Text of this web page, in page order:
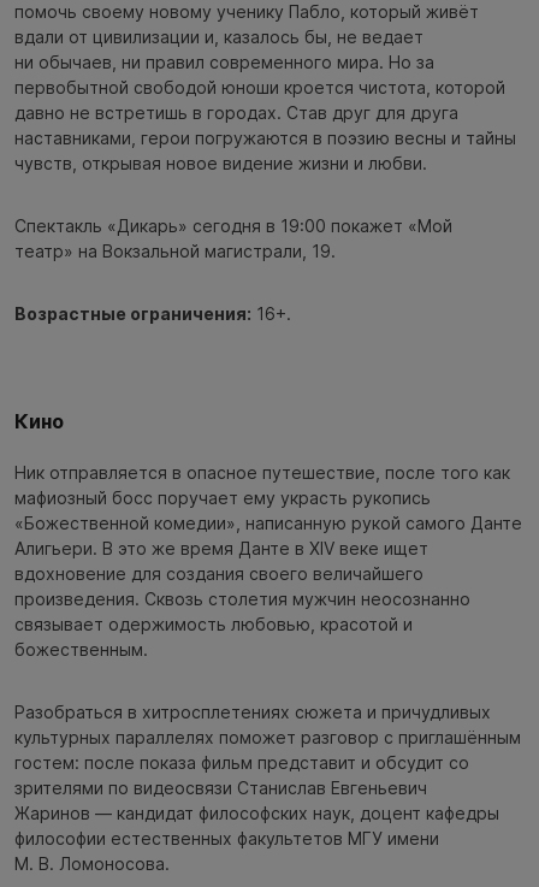
помочь своему новому ученику Пабло, который живёт
вдали от цивилизации и, казалось бы, не ведает
ни обычаев, ни правил современного мира. Но за
первобытной свободой юноши кроется чистота, которой
давно не встретишь в городах. Став друг для друга
наставниками, герои погружаются в поэзию весны и тайны
чувств, открывая новое видение жизни и любви.
Спектакль «Дикарь» сегодня в 19:00 покажет «Мой
театр» на Вокзальной магистрали, 19.
Возрастные ограничения: 16+.
Кино
Ник отправляется в опасное путешествие, после того как
мафиозный босс поручает ему украсть рукопись
«Божественной комедии», написанную рукой самого Данте
Алигьери. В это же время Данте в XIV веке ищет
вдохновение для создания своего величайшего
произведения. Сквозь столетия мужчин неосознанно
связывает одержимость любовью, красотой и
божественным.
Разобраться в хитросплетениях сюжета и причудливых
культурных параллелях поможет разговор с приглашённым
гостем: после показа фильм представит и обсудит со
зрителями по видеосвязи Станислав Евгеньевич
Жаринов — кандидат философских наук, доцент кафедры
философии естественных факультетов МГУ имени
М. В. Ломоносова.